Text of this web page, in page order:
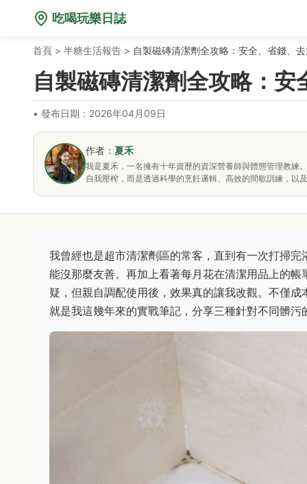
吃喝玩樂日誌
首頁 > 半糖生活報告 > 自製磁磚清潔劑全攻略：安全、省錢、
自製磁磚清潔劑全攻略：
• 發布日期：2026年04月09日
作者： 夏禾
我是夏禾，一名擁有十年資歷的資深營養師與體態管理教練
自我壓榨，而是透過科學的烹飪邏輯、高效的間歇訓練，以
我曾經也是超市清潔劑區的常客，直到有一次打掃
能沒那麼友善。再加上看著每月花在清潔用品上的
疑，但親自調配使用後，效果真的讓我改觀。不僅
就是我這幾年來的實戰筆記，分享三種針對不同髒污